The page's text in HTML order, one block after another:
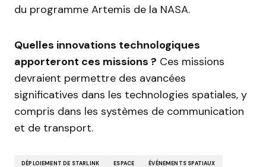
du programme Artemis de la NASA.
Quelles innovations technologiques
apporteront ces missions ? Ces missions
devraient permettre des avancées
significatives dans les technologies spatiales, y
compris dans les systèmes de communication
et de transport.
DÉPLOIEMENT DE STARLINK ESPACE ÉVÉNEMENTS SPATIAUX